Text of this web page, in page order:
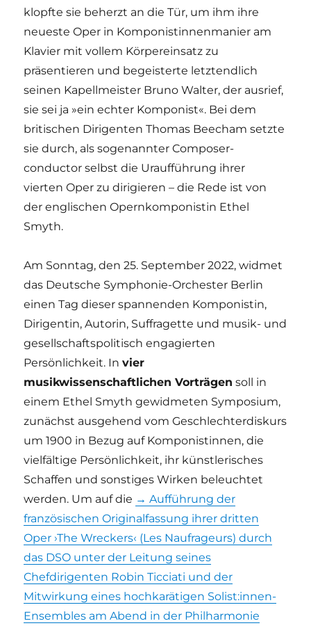
klopfte sie beherzt an die Tür, um ihm ihre
neueste Oper in Komponistinnenmanier am
Klavier mit vollem Körpereinsatz zu
präsentieren und begeisterte letztendlich
seinen Kapellmeister Bruno Walter, der ausrief,
sie sei ja »ein echter Komponist«. Bei dem
britischen Dirigenten Thomas Beecham setzte
sie durch, als sogenannter Composer-
conductor selbst die Uraufführung ihrer
vierten Oper zu dirigieren – die Rede ist von
der englischen Opernkomponistin Ethel
Smyth.
Am Sonntag, den 25. September 2022, widmet
das Deutsche Symphonie-Orchester Berlin
einen Tag dieser spannenden Komponistin,
Dirigentin, Autorin, Suffragette und musik- und
gesellschaftspolitisch engagierten
Persönlichkeit. Invier
musikwissenschaftlichen Vorträgen soll in
einem Ethel Smyth gewidmeten Symposium,
zunächst ausgehend vom Geschlechterdiskurs
um 1900 in Bezug auf Komponistinnen, die
vielfältige Persönlichkeit, ihr künstlerisches
Schaffen und sonstiges Wirken beleuchtet
werden. Um auf die → Aufführung der
französischen Originalfassung ihrer dritten
Oper ›The Wreckers‹ (Les Naufrageurs) durch
das DSO unter der Leitung seines
Chefdirigenten Robin Ticciati und der
Mitwirkung eines hochkarätigen Solist:innen-
Ensembles am Abend in der Philharmonie